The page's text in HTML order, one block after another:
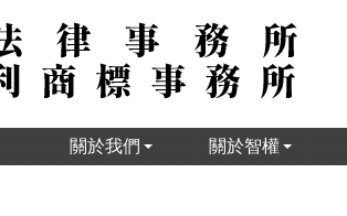
關於我們 關於智權